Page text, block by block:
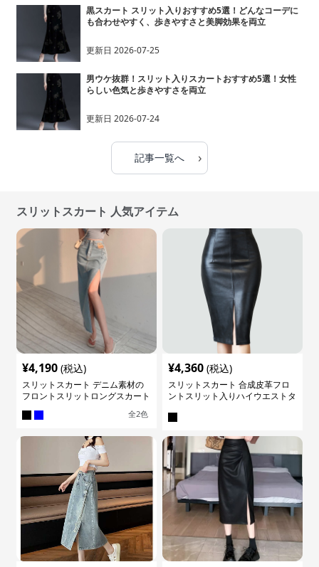
黒スカート スリット入りおすすめ5選！どんなコーデに
も合わせやすく、歩きやすさと美脚効果を両立
更新日 2026-07-25
男ウケ抜群！スリット入りスカートおすすめ5選！女性
らしい色気と歩きやすさを両立
更新日 2026-07-24
記事一覧へ ›
スリットスカート 人気アイテム
¥4,190 (税込)
スリットスカート デニム素材の
フロントスリットロングスカート
全2色
¥4,360 (税込)
スリットスカート 合成皮革フロ
ントスリット入りハイウエストタ